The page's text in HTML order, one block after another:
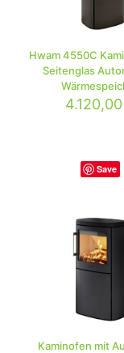
Hwam 4550C
Seitenglas
4.120,00
Save
Kaminofen mit